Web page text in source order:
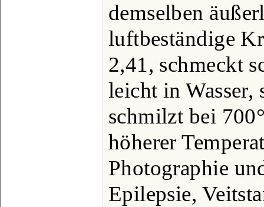
demselben
luftbeständige
2,41, schmeckt
leicht in
schmilzt bei
höherer
Photographie
Epilepsie,